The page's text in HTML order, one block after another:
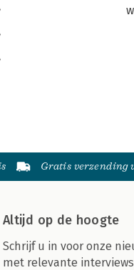
Gratis verzending
Altijd op de hoogte
Schrijf u in voor onze
met relevante